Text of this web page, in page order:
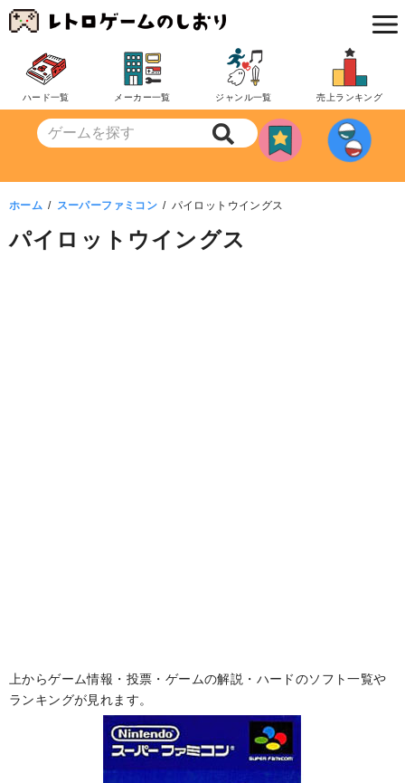
コ
ン
ツ
動
ハード一覧 メーカー一覧 ジャンル一覧 売上ランキング
ホーム スーパーファミコン パイロットウイングス
パイロットウイングス
上からゲーム情報・投票・ゲームの解説・ハードのソフト一覧や
ランキングが見れます。